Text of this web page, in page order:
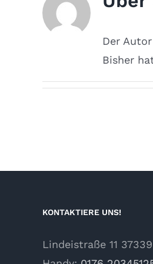
Der
Bisher
KONTAKTIERE UNS!
Lindeistraße 11